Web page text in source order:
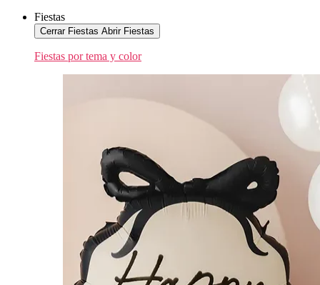
Fiestas
Cerrar Fiestas Abrir Fiestas
Fiestas por tema y color